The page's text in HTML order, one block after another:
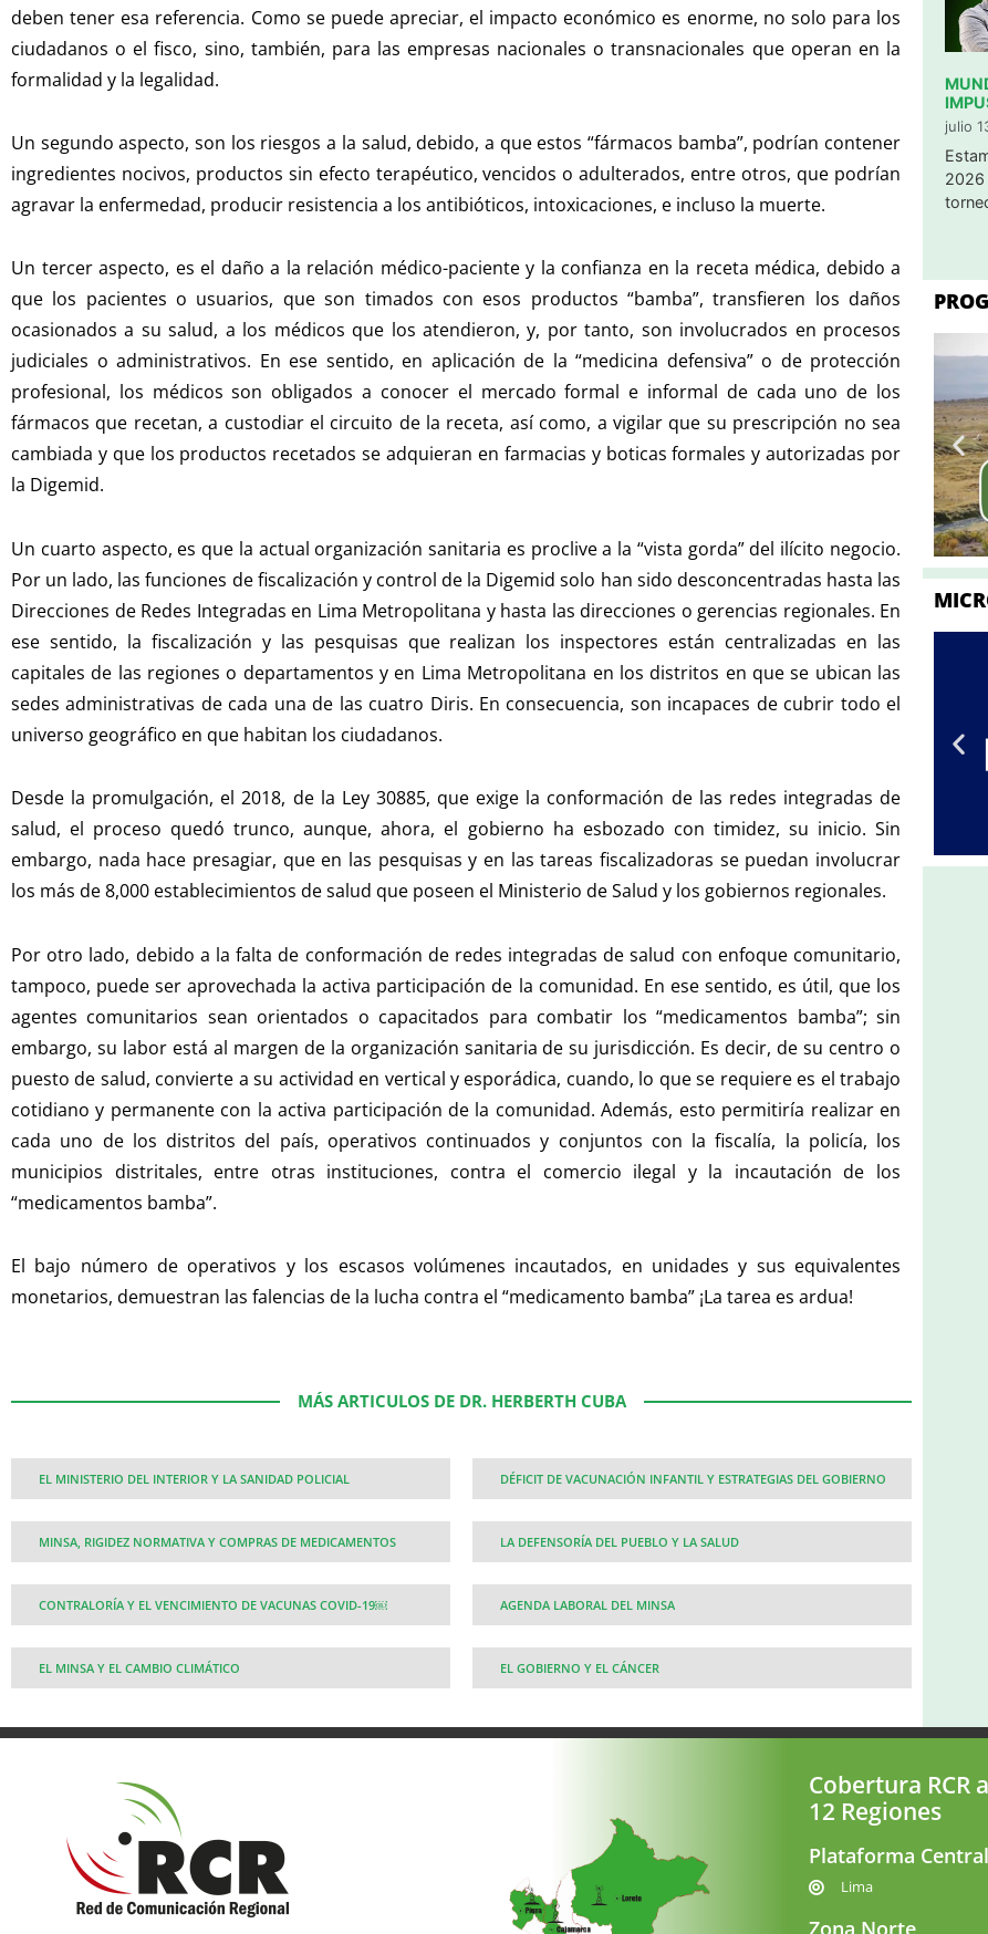
deben tener esa referencia. Como se puede apreciar, el impacto económico es enorme, no solo para los
ciudadanos o el fisco, sino, también, para las empresas nacionales o transnacionales que operan en la
formalidad y la legalidad.
Un segundo aspecto, son los riesgos a la salud, debido, a que estos “fármacos bamba”, podrían contener
ingredientes nocivos, productos sin efecto terapéutico, vencidos o adulterados, entre otros, que podrían
agravar la enfermedad, producir resistencia a los antibióticos, intoxicaciones, e incluso la muerte.
Un tercer aspecto, es el daño a la relación médico-paciente y la confianza en la receta médica, debido a
que los pacientes o usuarios, que son timados con esos productos “bamba”, transfieren los daños
ocasionados a su salud, a los médicos que los atendieron, y, por tanto, son involucrados en procesos
judiciales o administrativos. En ese sentido, en aplicación de la “medicina defensiva” o de protección
profesional, los médicos son obligados a conocer el mercado formal e informal de cada uno de los
fármacos que recetan, a custodiar el circuito de la receta, así como, a vigilar que su prescripción no sea
cambiada y que los productos recetados se adquieran en farmacias y boticas formales y autorizadas por
la Digemid.
Un cuarto aspecto, es que la actual organización sanitaria es proclive a la “vista gorda” del ilícito negocio.
Por un lado, las funciones de fiscalización y control de la Digemid solo han sido desconcentradas hasta las
Direcciones de Redes Integradas en Lima Metropolitana y hasta las direcciones o gerencias regionales. En
ese sentido, la fiscalización y las pesquisas que realizan los inspectores están centralizadas en las
capitales de las regiones o departamentos y en Lima Metropolitana en los distritos en que se ubican las
sedes administrativas de cada una de las cuatro Diris. En consecuencia, son incapaces de cubrir todo el
universo geográfico en que habitan los ciudadanos.
Desde la promulgación, el 2018, de la Ley 30885, que exige la conformación de las redes integradas de
salud, el proceso quedó trunco, aunque, ahora, el gobierno ha esbozado con timidez, su inicio. Sin
embargo, nada hace presagiar, que en las pesquisas y en las tareas fiscalizadoras se puedan involucrar
los más de 8,000 establecimientos de salud que poseen el Ministerio de Salud y los gobiernos regionales.
Por otro lado, debido a la falta de conformación de redes integradas de salud con enfoque comunitario,
tampoco, puede ser aprovechada la activa participación de la comunidad. En ese sentido, es útil, que los
agentes comunitarios sean orientados o capacitados para combatir los “medicamentos bamba”; sin
embargo, su labor está al margen de la organización sanitaria de su jurisdicción. Es decir, de su centro o
puesto de salud, convierte a su actividad en vertical y esporádica, cuando, lo que se requiere es el trabajo
cotidiano y permanente con la activa participación de la comunidad. Además, esto permitiría realizar en
cada uno de los distritos del país, operativos continuados y conjuntos con la fiscalía, la policía, los
municipios distritales, entre otras instituciones, contra el comercio ilegal y la incautación de los
“medicamentos bamba”.
El bajo número de operativos y los escasos volúmenes incautados, en unidades y sus equivalentes
monetarios, demuestran las falencias de la lucha contra el “medicamento bamba” ¡La tarea es ardua!
MÁS ARTICULOS DE DR. HERBERTH CUBA
EL MINISTERIO DEL INTERIOR Y LA SANIDAD POLICIAL DÉFICIT DE VACUNACIÓN INFANTIL Y ESTRATEGIAS DEL GOBIERNO
MINSA, RIGIDEZ NORMATIVA Y COMPRAS DE MEDICAMENTOS LA DEFENSORÍA DEL PUEBLO Y LA SALUD
CONTRALORÍA Y EL VENCIMIENTO DE VACUNAS COVID-19￼ AGENDA LABORAL DEL MINSA
EL MINSA Y EL CAMBIO CLIMÁTICO EL GOBIERNO Y EL CÁNCER
julio
2026
Cobertura RCR
12 Regiones
Plataforma Central
Lima